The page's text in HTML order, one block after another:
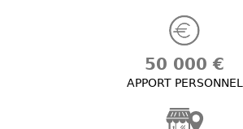
50 000 €
APPORT PERSONNEL